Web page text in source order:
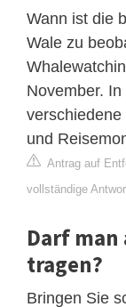
Wann ist die
Wale zu
November.
und
Antrag auf
vollständige
Darf man
tragen?
Bringen Sie